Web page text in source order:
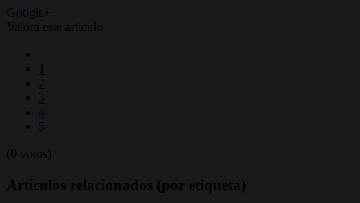
Google+
Valora este artículo
1
2
3
4
5
(0 votos)
Artículos relacionados (por etiqueta)